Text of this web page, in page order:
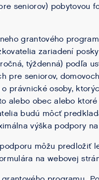
seniorov) pobytovou
grantového
zariadení
týždenná) podľa
pre seniorov,
právnické osoby,
alebo obec alebo
budú môcť
výška podpory
môžu predložiť
na webovej